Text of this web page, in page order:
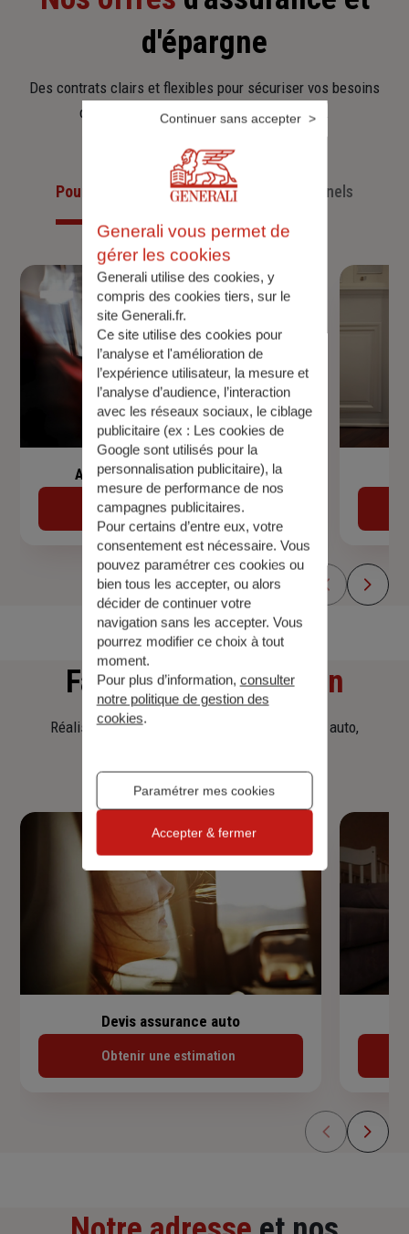
d'épargne
Des contrats clairs et flexibles pour sécuriser vos besoins
d’aujourd’hui et anticiper ceux de demain.
Pour les particuliersPour les professionnels
Assurance de prêt immobilier
Découvrir
Faitesune simulation
Réalisez une simulation tarifaire d'assurance, auto,
Devis assurance auto
Obtenir une estimation
Generali vous permet de
gérer les cookies
Generali utilise des cookies, y
compris des cookies tiers, sur le
site Generali.fr.
Ce site utilise des cookies pour
l’analyse et l'amélioration de
l’expérience utilisateur, la mesure et
l’analyse d’audience, l’interaction
avec les réseaux sociaux, le ciblage
publicitaire (ex : Les cookies de
Google sont utilisés pour la
personnalisation publicitaire), la
mesure de performance de nos
campagnes publicitaires.
Pour certains d’entre eux, votre
consentement est nécessaire. Vous
pouvez paramétrer ces cookies ou
bien tous les accepter, ou alors
décider de continuer votre
navigation sans les accepter. Vous
pourrez modifier ce choix à tout
moment.
Pour plus d’information, consulter
notre politique de gestion des
cookies.
Paramétrer mes cookies
Continuer sans accepter
Accepter & fermer